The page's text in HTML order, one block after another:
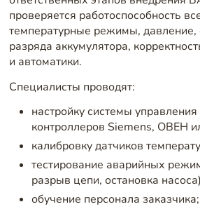
проверяется работоспособность
температурные режимы, давление,
разряда аккумулятора,
и автоматики.
Специалисты проводят:
настройку системы управления
контроллеров Siemens, ОВЕН
калибровку датчиков
тестирование аварийных
разрыв цепи, остановка
обучение персонала заказчика;